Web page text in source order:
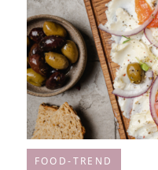
FOOD-TREND